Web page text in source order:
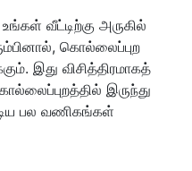
வீட்டிற்கு அருகில்
கொல்லைப்புற
இது விசித்திரமாகத்
இருந்து
பல வணிகங்கள்